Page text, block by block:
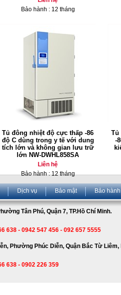
Bảo hành : 12 tháng
Tủ đông nhiệt độ cực thấp -86
độ C dùng trong y tế với dung
tích lớn và không gian lưu trữ
lớn NW-DWHL858SA
Liên hệ
Bảo hành : 12 tháng
Tủ
-
Dịch vụ Bảo mật Bảo hành
Tân Phú, Quận 7, TP.Hồ Chí Minh.
638 - 0942 547 456 - 092 657 5555
Phường Phúc Diễn, Quận Bắc Từ Liêm,
638 - 0902 226 359